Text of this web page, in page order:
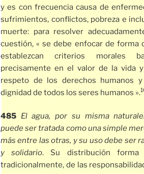
y es con frecuencia causa de
sufrimientos, conflictos, pobreza e
muerte: para resolver
cuestión, « se debe enfocar de forma
establezcan criterios morales
precisamente en el valor de la vida
respeto de los derechos humanos
dignidad de todos los seres humanos ».
485 El agua, por su misma
puede ser tratada como una simple
más entre las otras, y su uso debe ser
y solidario. Su distribución forma
tradicionalmente, de las